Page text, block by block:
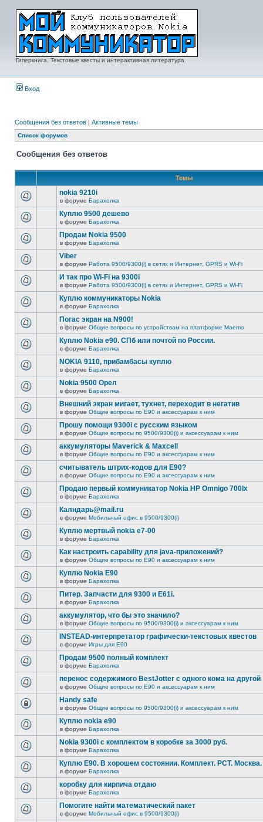
Гиперкнига. Текстовые квесты и интерактивная литература.
Вход
Сообщения без ответов | Активные темы
Список форумов
Сообщения без ответов
Темы
nokia 9210i
в форуме Барахолка
Куплю 9500 дешево
в форуме Барахолка
Продам Nokia 9500
в форуме Барахолка
Viber
в форуме Работа 9500/9300(i) в сетях и Интернет, GPRS и Wi-Fi
И так про Wi-Fi на 9300i
в форуме Работа 9500/9300(i) в сетях и Интернет, GPRS и Wi-Fi
Куплю коммуникаторы Nokia
в форуме Барахолка
Погас экран на N900!
в форуме Общие вопросы по устройствам на платформе Maemo
Куплю Nokia e90. СПб или почтой по России.
в форуме Барахолка
NOKIA 9110, прибамбасы куплю
в форуме Барахолка
Nokia 9500 Орел
в форуме Барахолка
Внешний экран мигает, тухнет, переходит в негатив
в форуме Общие вопросы по E90 и аксессуарам к ним
Прошу помощи 9300i c русским языком
в форуме Общие вопросы по 9500/9300(i) и аксессуарам к ним
аккумуляторы Maverick & Maxcell
в форуме Общие вопросы по E90 и аксессуарам к ним
считыватель штрих-кодов для Е90?
в форуме Общие вопросы по E90 и аксессуарам к ним
Продаю первый коммуникатор Nokia HP Omnigo 700lx
в форуме Барахолка
Калндарь@mail.ru
в форуме Мобильный офис в 9500/9300(i)
Куплю мертвый nokia e7-00
в форуме Барахолка
Как настроить capability для java-приложений?
в форуме Общие вопросы по E90 и аксессуарам к ним
Куплю Nokia E90
в форуме Барахолка
Питер. Запчасти для 9300 и Е61i.
в форуме Барахолка
аккумулятор, что бы это значило?
в форуме Общие вопросы по 9500/9300(i) и аксессуарам к ним
INSTEAD-интерпретатор графически-текстовых квестов
в форуме Игры для E90
Продам 9500 полный комплект
в форуме Барахолка
перенос содержимого BestJotter с одного кома на другой
в форуме Общие вопросы по E90 и аксессуарам к ним
Handy safe
в форуме Общие вопросы по 9500/9300(i) и аксессуарам к ним
Куплю nokia e90
в форуме Барахолка
Nokia 9300i с комплектом в коробке за 3000 руб.
в форуме Барахолка
Куплю Е90. В хорошем состоянии. Комплект. РСТ. Москва.
в форуме Барахолка
коробку для кирпича отдаю
в форуме Барахолка
Помогите найти математический пакет
в форуме Мобильный офис в 9500/9300(i)